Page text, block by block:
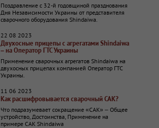
Поздравление с 32-й годовщиной празднования
Дня Независимости Украины от представителя
сварочного оборудования Shindaiwa.
22 08 2023
Двухосные прицепы с агрегатами Shindaiwa
– на Оператор ГТС Украины
Применение сварочных агрегатов Shindaiwa на
двухосных прицепах компанией Оператор ГТС
Украины.
11 06 2023
Как расшифровывается сварочный САК?
Что подразумевает сокращение «САК» – Общее
устройство, Достоинства, Применение на
примере САК Shindaiwa